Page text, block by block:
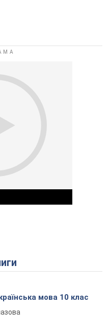
Video
мова 10 клас